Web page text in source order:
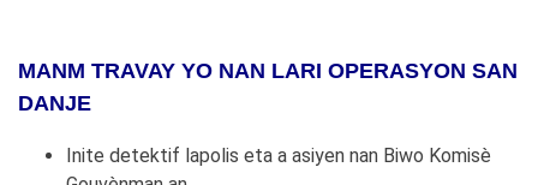
MANM TRAVAY YO NAN LARI OPERASYON SAN
DANJE
Inite detektif lapolis eta a asiyen nan Biwo Komisè